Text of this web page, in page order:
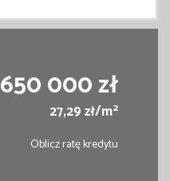
650 000 zł
27,29 zł/m2
Oblicz ratę kredytu